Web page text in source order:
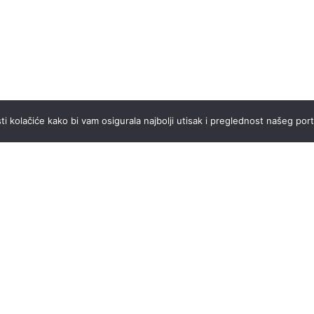
kolačiće kako bi vam osigurala najbolji utisak i preglednost našeg